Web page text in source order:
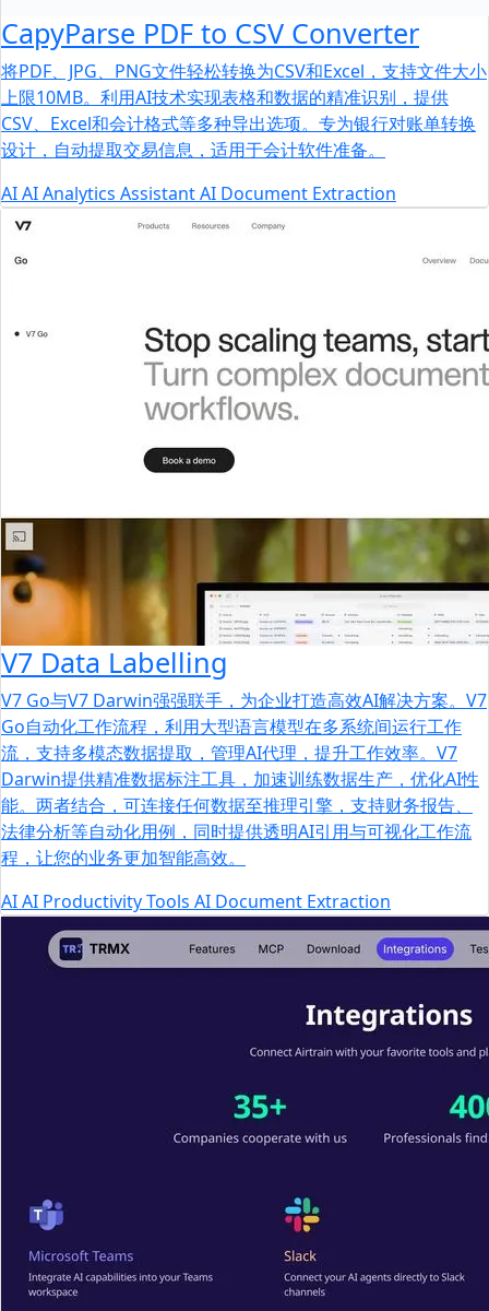
CapyParse PDF to CSV Converter
将PDF、JPG、PNG文件轻松转换为CSV和Excel，支持文件大小
上限10MB。利用AI技术实现表格和数据的精准识别，提供
CSV、Excel和会计格式等多种导出选项。专为银行对账单转换
设计，自动提取交易信息，适用于会计软件准备。
AIAI Analytics AssistantAI Document Extraction
V7 Data Labelling
V7 Go与V7 Darwin强强联手，为企业打造高效AI解决方案。V7
Go自动化工作流程，利用大型语言模型在多系统间运行工作
流，支持多模态数据提取，管理AI代理，提升工作效率。V7
Darwin提供精准数据标注工具，加速训练数据生产，优化AI性
能。两者结合，可连接任何数据至推理引擎，支持财务报告、
法律分析等自动化用例，同时提供透明AI引用与可视化工作流
程，让您的业务更加智能高效。
AIAI Productivity Tools AI Document Extraction